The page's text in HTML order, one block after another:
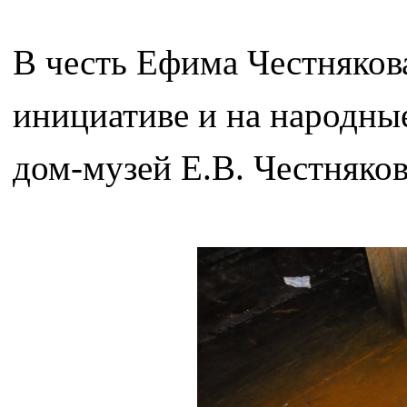
В честь Ефима
инициативе и на
дом-музей Е.В.